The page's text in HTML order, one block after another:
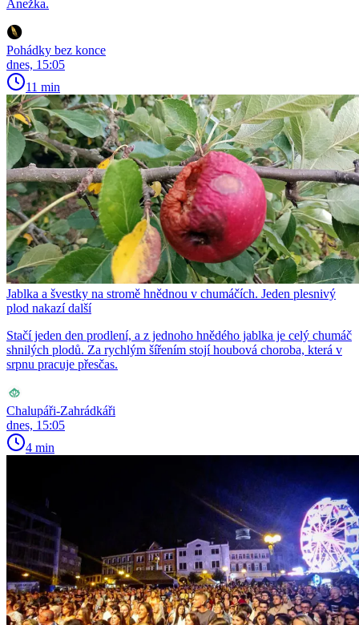
Anežka.
Pohádky bez konce
dnes, 15:05
11 min
Jablka a švestky na stromě hnědnou v chumáčích. Jeden plesnivý
plod nakazí další
Stačí jeden den prodlení, a z jednoho hnědého jablka je celý chumáč
shnilých plodů. Za rychlým šířením stojí houbová choroba, která v
srpnu pracuje přesčas.
Chalupáři-Zahrádkáři
dnes, 15:05
4 min